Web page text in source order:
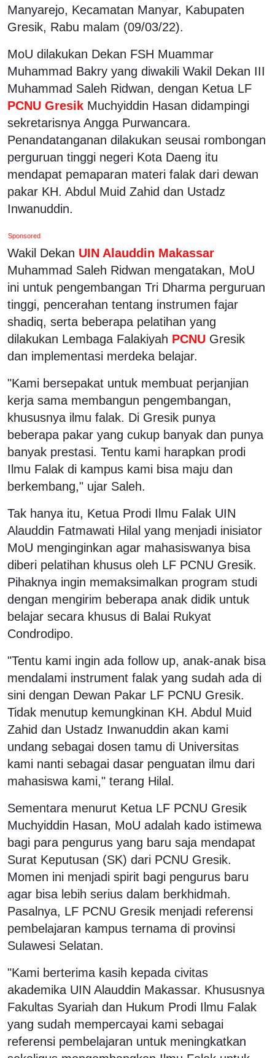
Manyarejo, Kecamatan Manyar, Kabupaten
Gresik, Rabu malam (09/03/22).
MoU dilakukan Dekan FSH Muammar
Muhammad Bakry yang diwakili Wakil Dekan III
Muhammad Saleh Ridwan, dengan Ketua LF
PCNU Gresik Muchyiddin Hasan didampingi
sekretarisnya Angga Purwancara.
Penandatanganan dilakukan seusai rombongan
perguruan tinggi negeri Kota Daeng itu
mendapat pemaparan materi falak dari dewan
pakar KH. Abdul Muid Zahid dan Ustadz
Inwanuddin.
Sponsored
Wakil Dekan UIN Alauddin Makassar
Muhammad Saleh Ridwan mengatakan, MoU
ini untuk pengembangan Tri Dharma perguruan
tinggi, pencerahan tentang instrumen fajar
shadiq, serta beberapa pelatihan yang
dilakukan Lembaga Falakiyah PCNU Gresik
dan implementasi merdeka belajar.
"Kami bersepakat untuk membuat perjanjian
kerja sama membangun pengembangan,
khususnya ilmu falak. Di Gresik punya
beberapa pakar yang cukup banyak dan punya
banyak prestasi. Tentu kami harapkan prodi
Ilmu Falak di kampus kami bisa maju dan
berkembang," ujar Saleh.
Tak hanya itu, Ketua Prodi Ilmu Falak UIN
Alauddin Fatmawati Hilal yang menjadi inisiator
MoU menginginkan agar mahasiswanya bisa
diberi pelatihan khusus oleh LF PCNU Gresik.
Pihaknya ingin memaksimalkan program studi
dengan mengirim beberapa anak didik untuk
belajar secara khusus di Balai Rukyat
Condrodipo.
"Tentu kami ingin ada follow up, anak-anak bisa
mendalami instrument falak yang sudah ada di
sini dengan Dewan Pakar LF PCNU Gresik.
Tidak menutup kemungkinan KH. Abdul Muid
Zahid dan Ustadz Inwanuddin akan kami
undang sebagai dosen tamu di Universitas
kami nanti sebagai dasar penguatan ilmu dari
mahasiswa kami," terang Hilal.
Sementara menurut Ketua LF PCNU Gresik
Muchyiddin Hasan, MoU adalah kado istimewa
bagi para pengurus yang baru saja mendapat
Surat Keputusan (SK) dari PCNU Gresik.
Momen ini menjadi spirit bagi pengurus baru
agar bisa lebih serius dalam berkhidmah.
Pasalnya, LF PCNU Gresik menjadi referensi
pembelajaran kampus ternama di provinsi
Sulawesi Selatan.
"Kami berterima kasih kepada civitas
akademika UIN Alauddin Makassar. Khususnya
Fakultas Syariah dan Hukum Prodi Ilmu Falak
yang sudah mempercayai kami sebagai
referensi pembelajaran untuk meningkatkan